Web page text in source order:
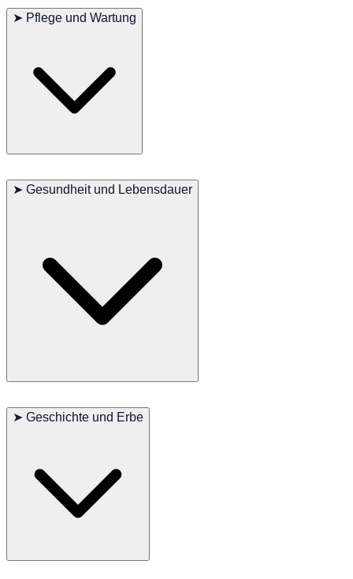
Unabhängigkeit. Sie sind sehr loyal und bilden starke Bindungen zu
reagiert gut auf Training und benötigt eine angemessene
Sozialisation.
➤ Pflege und Wartung
minimale Pflege. Regelmäßiges Bürsten hält das Fell sauber und
entscheidend für die allgemeine Gesundheit.
➤ Gesundheit und Lebensdauer
Nebenprobleme: Hypothyreose
Lebensdauer: 12–15 Jahre
➤ Geschichte und Erbe